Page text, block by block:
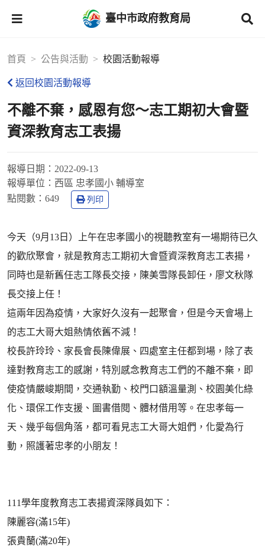
臺中市政府教育局
首頁 公告與活動 校園活動報導
返回校園活動報導
不離不棄，感恩有您〜志工期初大會暨
資深教育志工表揚
報導日期： 2022-09-13
報導單位： 西區 忠孝國小 輔導室
點閱數： 649 列印
今天（9月13日）上午在忠孝國小的視聽教室有一場期待已久
的歡欣聚會，就是教育志工期初大會暨資深教育志工表揚，
同時也是新舊任志工隊長交接，陳美雪隊長卸任，廖文秋隊
長交接上任！
這兩年因為疫情，大家好久沒有一起聚會，但是今天會場上
的志工大哥大姐熱情依舊不減！
校長許玲玲、家長會長陳偉展、四處室主任都到場，除了表
達對教育志工的感謝，特別感念教育志工們的不離不棄，即
使疫情嚴峻期間，交通執勤、校門口額溫量測、校園美化綠
化、環保工作支援、圖書借閱、體材借用等。在忠孝每一
天、幾乎每個角落，都可看見志工大哥大姐們，化愛為行
動，照護著忠孝的小朋友！
111學年度教育志工表揚資深隊員如下：
陳麗容(滿15年)
張貴蘭(滿20年)